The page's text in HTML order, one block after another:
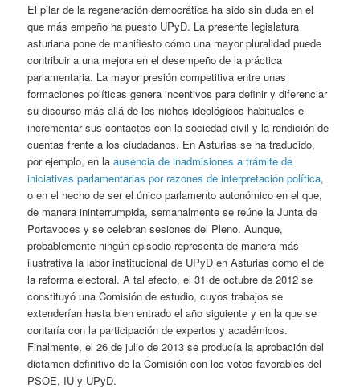
El pilar de la regeneración democrática ha sido sin duda en el
que más empeño ha puesto UPyD. La presente legislatura
asturiana pone de manifiesto cómo una mayor pluralidad puede
contribuir a una mejora en el desempeño de la práctica
parlamentaria. La mayor presión competitiva entre unas
formaciones políticas genera incentivos para definir y diferenciar
su discurso más allá de los nichos ideológicos habituales e
incrementar sus contactos con la sociedad civil y la rendición de
cuentas frente a los ciudadanos. En Asturias se ha traducido,
por ejemplo, en laausencia de inadmisiones a trámite de
iniciativas parlamentarias por razones de interpretación política,
o en el hecho de ser el único parlamento autonómico en el que,
de manera ininterrumpida, semanalmente se reúne la Junta de
Portavoces y se celebran sesiones del Pleno. Aunque,
probablemente ningún episodio representa de manera más
ilustrativa la labor institucional de UPyD en Asturias como el de
la reforma electoral. A tal efecto, el 31 de octubre de 2012 se
constituyó una Comisión de estudio, cuyos trabajos se
extenderían hasta bien entrado el año siguiente y en la que se
contaría con la participación de expertos y académicos.
Finalmente, el 26 de julio de 2013 se producía la aprobación del
dictamen definitivo de la Comisión con los votos favorables del
PSOE, IU y UPyD.